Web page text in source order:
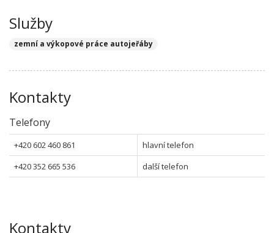
Služby
zemní a výkopové práce autojeřáby
Kontakty
Telefony
+420 602 460 861
hlavní telefon
+420 352 665 536
další telefon
Kontakty